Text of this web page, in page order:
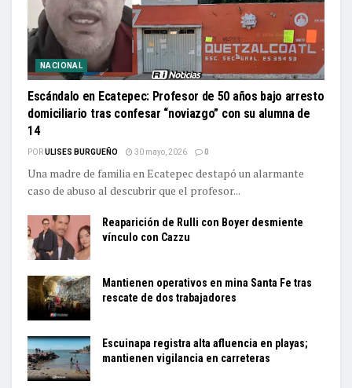
NACIONAL
Escándalo en Ecatepec: Profesor de 50 años bajo arresto
domiciliario tras confesar “noviazgo” con su alumna de
14
PORULISES BURGUEÑO 30 mayo, 2026 0
Una madre de familia en Ecatepec destapó un alarmante
caso de abuso al descubrir que el profesor...
Reaparición de Rulli con Boyer desmiente
vínculo con Cazzu
Mantienen operativos en mina Santa Fe tras
rescate de dos trabajadores
Escuinapa registra alta afluencia en playas;
mantienen vigilancia en carreteras